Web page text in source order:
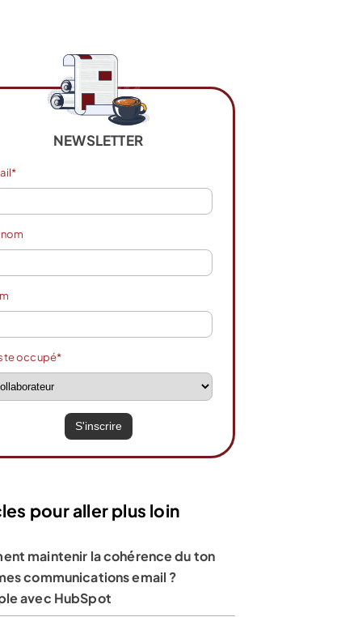
NEWSLETTER
occupé*
pour aller plus loin
maintenir la cohérence du ton
communications email ?
avec HubSpot